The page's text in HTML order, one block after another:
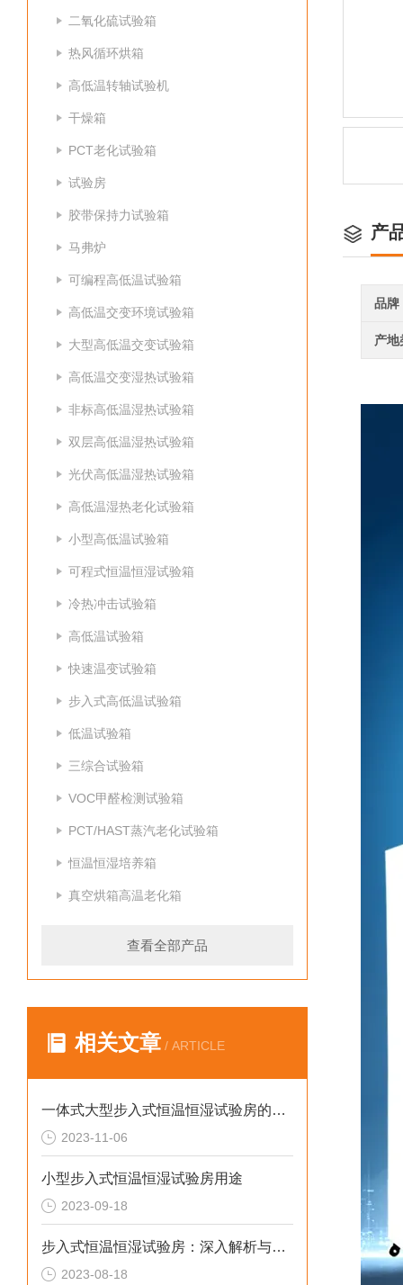
二氧化硫试验箱
热风循环烘箱
高低温转轴试验机
干燥箱
PCT老化试验箱
试验房
胶带保持力试验箱
马弗炉
可编程高低温试验箱
高低温交变环境试验箱
大型高低温交变试验箱
高低温交变湿热试验箱
非标高低温湿热试验箱
双层高低温湿热试验箱
光伏高低温湿热试验箱
高低温湿热老化试验箱
小型高低温试验箱
可程式恒温恒湿试验箱
冷热冲击试验箱
高低温试验箱
快速温变试验箱
步入式高低温试验箱
低温试验箱
三综合试验箱
VOC甲醛检测试验箱
PCT/HAST蒸汽老化试验箱
恒温恒湿培养箱
真空烘箱高温老化箱
查看全部产品
相关文章 / ARTICLE
一体式大型步入式恒温恒湿试验房的优势及应用
2023-11-06
小型步入式恒温恒湿试验房用途
2023-09-18
步入式恒温恒湿试验房：深入解析与选购指南
2023-08-18
产
品牌
产地